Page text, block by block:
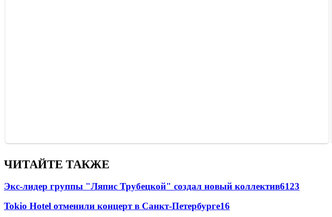
ЧИТАЙТЕ ТАКЖЕ
Экс-лидер группы "Ляпис Трубецкой" создал новый коллектив6123
Tokio Hotel отменили концерт в Санкт-Петербурге16